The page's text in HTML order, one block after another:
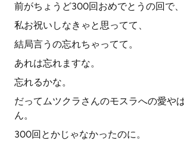
前がちょうど300回おめでとうの回で、
私お祝いしなきゃと思ってて、
結局言うの忘れちゃってて。
あれは忘れますな。
忘れるかな。
だってムツクラさんのモスラへの愛や
ん。
300回とかじゃなかったのに。